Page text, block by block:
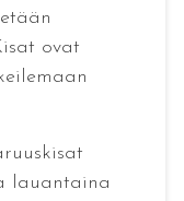
ovat
lauantaina